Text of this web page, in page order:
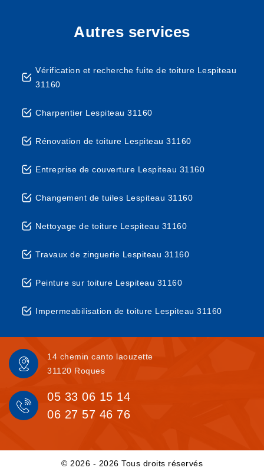
Autres services
Vérification et recherche fuite de toiture Lespiteau
31160
Charpentier Lespiteau 31160
Rénovation de toiture Lespiteau 31160
Entreprise de couverture Lespiteau 31160
Changement de tuiles Lespiteau 31160
Nettoyage de toiture Lespiteau 31160
Travaux de zinguerie Lespiteau 31160
Peinture sur toiture Lespiteau 31160
Impermeabilisation de toiture Lespiteau 31160
14 chemin canto laouzette
31120 Roques
05 33 06 15 14
06 27 57 46 76
© 2026 - 2026 Tous droits réservés